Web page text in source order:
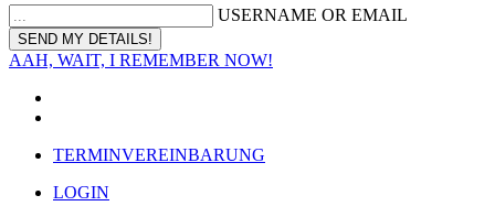
USERNAME OR EMAIL
AAH, WAIT, I REMEMBER NOW!
TERMINVEREINBARUNG
LOGIN